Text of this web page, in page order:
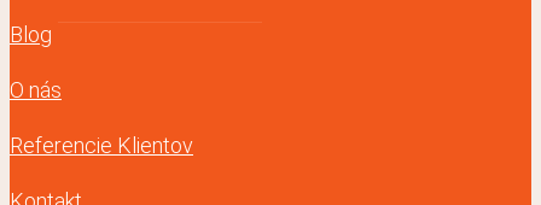
Blog
O nás
Referencie Klientov